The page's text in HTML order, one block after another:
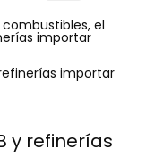
el
importar
importar
y refinerías